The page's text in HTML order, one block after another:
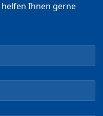
Ihnen gerne